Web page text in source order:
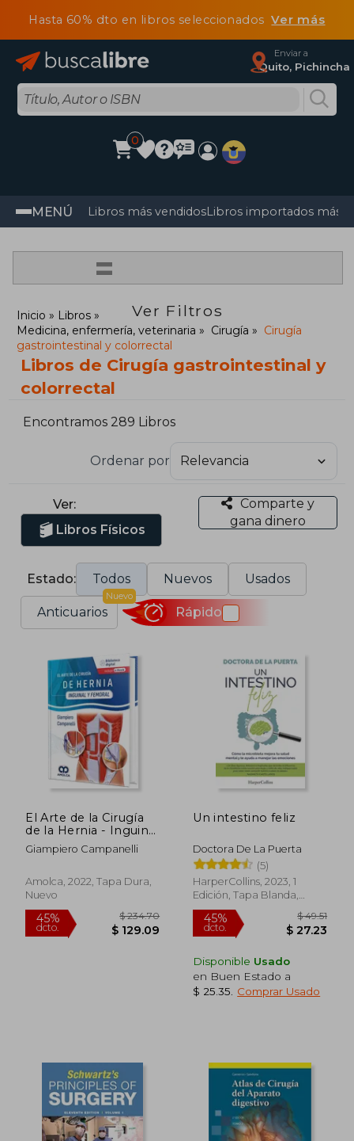
Hasta 60% dto en libros seleccionadosVer más
Enviar a
Quito, Pichincha
0
MENÚ Libros más vendidosLibros importados más
=
Ver Filtros
Inicio
Libros
Medicina, enfermería, veterinaria
Cirugía
Cirugía
gastrointestinal y colorrectal
Libros de Cirugía gastrointestinal y
colorrectal
Encontramos 289 Libros
Ordenar por
Ver:
Libros Físicos
Comparte y
gana dinero
Estado: Todos Nuevos Usados
Anticuarios
Nuevo
Rápido
El Arte de la Cirugía
de la Hernia - Inguinal
y Femoral. Incluye e-
book
Giampiero Campanelli
Amolca, 2022, Tapa Dura,
Nuevo
Un intestino feliz
Doctora De La Puerta
(5)
HarperCollins, 2023, 1
Edición, Tapa Blanda,
Nuevo
Disponible Usado
en Buen Estado a
$ 25.35
Comprar Usado